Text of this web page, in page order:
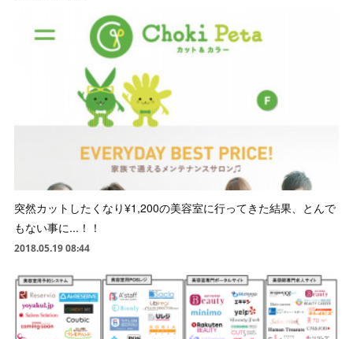
突然カットしたくなり¥1,200の美容室に行ってきた結果、とんで
もない事に...！！
2018.05.19 08:44